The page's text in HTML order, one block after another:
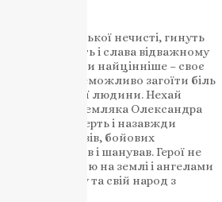
від російської нечисті, гинуть
Вічна пам’ять і слава відважному
вівтар Вітчизни найцінніше – своє
втіхи, неможливо загоїти біль
рідної, близької людини. Нехай
про воїна-земляка Олександра
за смерть і назавжди
близьких, друзів, бойових
його, любив і шанував. Герої не
поле бою на землі і ангелами
Батьківщину та свій народ з